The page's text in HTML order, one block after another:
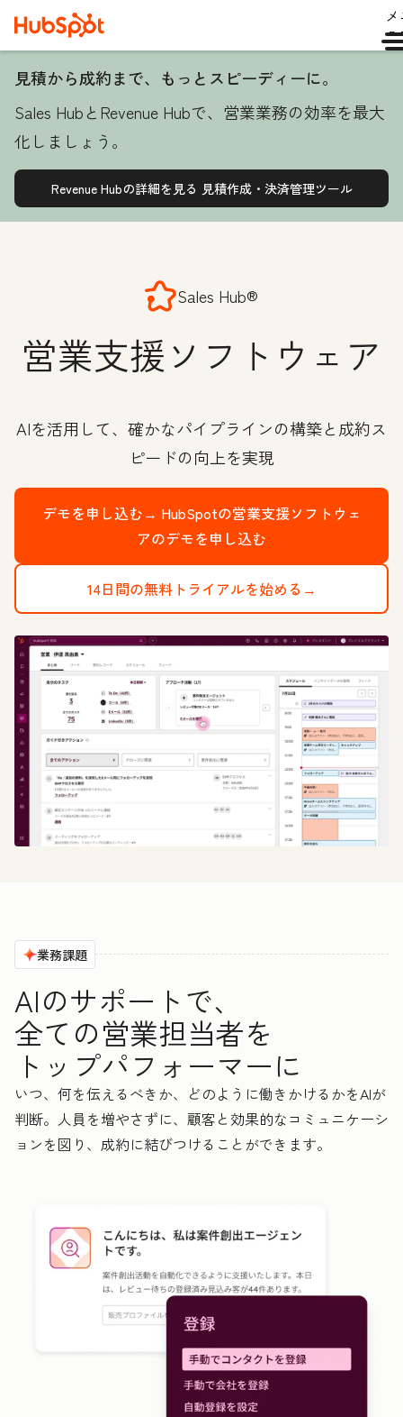
見積から成約まで、もっとスピーディーに。
Sales HubとRevenue Hubで、営業業務の効率を最大
化しましょう。
Revenue Hubの詳細を見る 見積作成・決済管理ツール
Sales Hub®
営業支援ソフトウェア
AIを活用して、確かなパイプラインの構築と成約ス
ピードの向上を実現
デモを申し込む→ HubSpotの営業支援ソフトウェ
アのデモを申し込む
14日間の無料トライアルを始める→
業務課題
AIのサポートで、
全ての営業担当者を
トップパフォーマーに
いつ、何を伝えるべきか、どのように働きかけるかをAIが
判断。人員を増やさずに、顧客と効果的なコミュニケーシ
ョンを図り、成約に結びつけることができます。